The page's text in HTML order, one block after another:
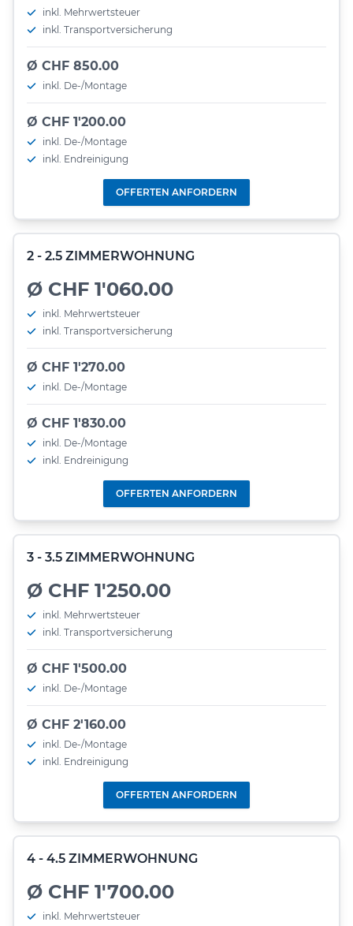
inkl. Mehrwertsteuer
inkl. Transportversicherung
Ø CHF 850.00
inkl. De-/Montage
Ø CHF 1'200.00
inkl. De-/Montage
inkl. Endreinigung
OFFERTEN ANFORDERN
2 - 2.5 ZIMMERWOHNUNG
Ø CHF 1'060.00
inkl. Mehrwertsteuer
inkl. Transportversicherung
Ø CHF 1'270.00
inkl. De-/Montage
Ø CHF 1'830.00
inkl. De-/Montage
inkl. Endreinigung
OFFERTEN ANFORDERN
3 - 3.5 ZIMMERWOHNUNG
Ø CHF 1'250.00
inkl. Mehrwertsteuer
inkl. Transportversicherung
Ø CHF 1'500.00
inkl. De-/Montage
Ø CHF 2'160.00
inkl. De-/Montage
inkl. Endreinigung
OFFERTEN ANFORDERN
4 - 4.5 ZIMMERWOHNUNG
Ø CHF 1'700.00
inkl. Mehrwertsteuer